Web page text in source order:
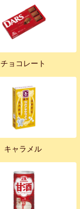
チョコレート
キャラメル